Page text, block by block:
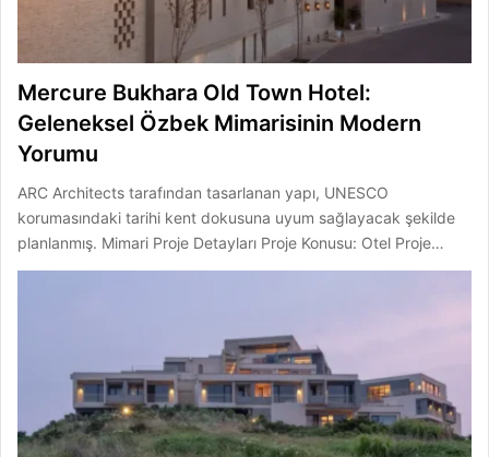
Mercure Bukhara Old Town Hotel:
Geleneksel Özbek Mimarisinin Modern
Yorumu
ARC Architects tarafından tasarlanan yapı, UNESCO
korumasındaki tarihi kent dokusuna uyum sağlayacak şekilde
planlanmış. Mimari Proje Detayları Proje Konusu: Otel Proje…